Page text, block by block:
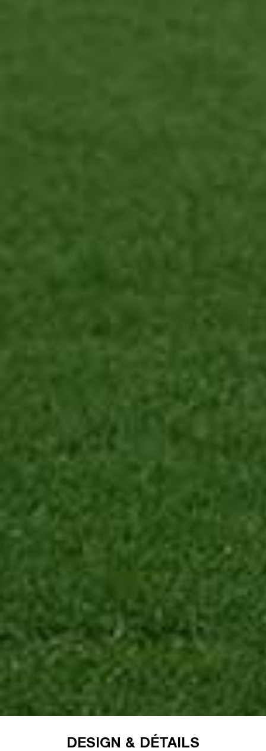
DESIGN & DÉTAILS